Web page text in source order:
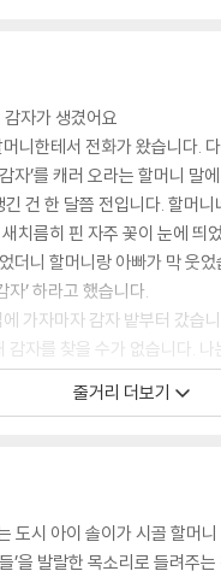
자가 생겼어요
니한테서 전화가 왔습니다.
자’를 캐러 오라는 할머니 말
긴 건 한 달쯤 전입니다. 할머
치름히 핀 자주 꽃이 눈에 띄
더니 할머니랑 아빠가 막 웃
자’ 하라고 했습니다.
가자마자 감자 밭부터 갔습
감자를 찾을 수가 없습니다.
자 하나를 홱 내던졌습니다.
는 밭에 일하러 가고, 나 혼자
구슬 같은 게 날아와 내 이마
집에 사는 상구 짓입니다. 상
줄거리 더보기
도시 아이 솔이가 시골 할머
’을 발랄한 목소리로 들려주